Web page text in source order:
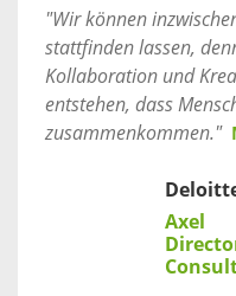
"Wir können
stattfinden lassen,
Kollaboration und
entstehen, dass
zusammenkommen."
Axel